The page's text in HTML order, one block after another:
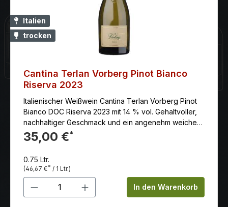
Italien
trocken
Cantina Terlan Vorberg Pinot Bianco
Riserva 2023
Italienischer Weißwein Cantina Terlan Vorberg Pinot
Bianco DOC Riserva 2023 mit 14 % vol. Gehaltvoller,
nachhaltiger Geschmack und ein angenehm weiches
Säurespiel.
35,00 €*
0.75 Ltr.
(46,67 €* / 1 Ltr.)
Produkt Anzahl: Gib denIn den Warenkorb